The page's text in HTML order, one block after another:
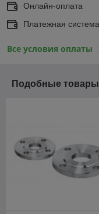
Онлайн-оплата
Платежная
Все условия оплаты
Подобные